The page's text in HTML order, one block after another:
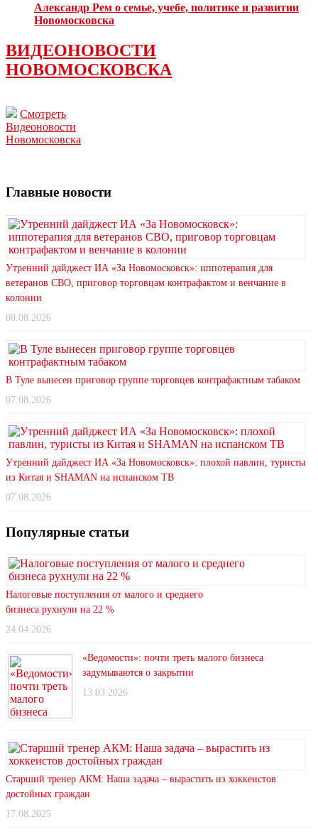
Александр Рем о семье, учебе, политике и развитии
Новомосковска
ВИДЕОНОВОСТИ
НОВОМОСКОВСКА
Смотреть
Видеоновости
Новомосковска
Главные новости
Утренний дайджест ИА «За Новомосковск»: иппотерапия для
ветеранов СВО, приговор торговцам контрафактом и венчание в
колонии
08.08.2026
В Туле вынесен приговор группе торговцев контрафактным табаком
07.08.2026
Утренний дайджест ИА «За Новомосковск»: плохой павлин, туристы
из Китая и SHAMAN на испанском ТВ
07.08.2026
Популярные статьи
Налоговые поступления от малого и среднего
бизнеса рухнули на 22 %
24.04.2026
«Ведомости»: почти треть малого бизнеса
задумываются о закрытии
13.03.2026
Старший тренер АКМ: Наша задача – вырастить из хоккеистов
достойных граждан
17.08.2025